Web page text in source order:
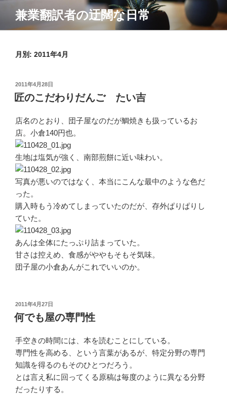
テ
兼業翻訳者の迂闊な日常
月別: 2011年4月
投
稿
日:
2011年4月28日
匠のこだわりだんご たい吉
店名のとおり、団子屋なのだが鯛焼きも扱っているお
店。小倉140円也。
生地は塩気が強く、南部煎餅に近い味わい。
写真が悪いのではなく、本当にこんな最中のような色だ
った。
購入時もう冷めてしまっていたのだが、存外ぱりぱりし
ていた。
あんは全体にたっぷり詰まっていた。
甘さは控えめ、食感がややもそもそ気味。
団子屋の小倉あんがこれでいいのか。
投
稿
日:
2011年4月27日
何でも屋の専門性
手空きの時間には、本を読むことにしている。
専門性を高める、という言葉があるが、特定分野の専門
知識を得るのもそのひとつだろう。
とは言え私に回ってくる原稿は毎度のように異なる分野
だったりする。